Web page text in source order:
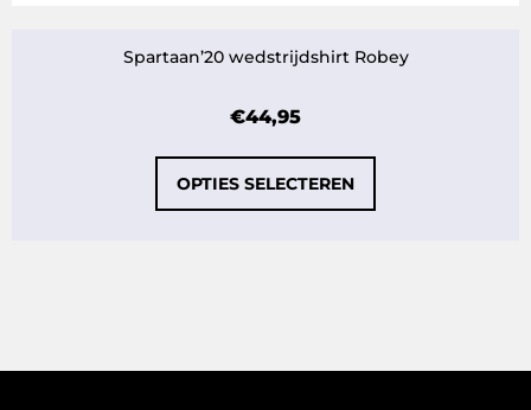
Spartaan’20 wedstrijdshirt Robey
€44,95
OPTIES SELECTEREN